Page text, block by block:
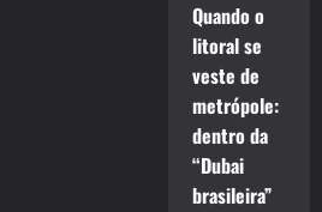
Quando o
litoral se
veste de
metrópole:
dentro da
“Dubai
brasileira”